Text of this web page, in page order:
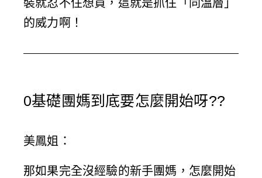
裝就忍不住想買，這就是抓住「同溫層」
的威力啊！
0基礎團媽到底要怎麼開始呀??
美鳳姐 ：
那如果完全沒經驗的新手團媽，怎麼開始